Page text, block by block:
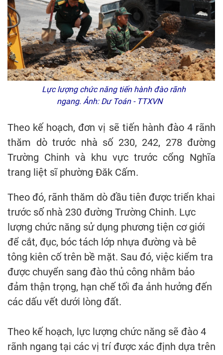
Lực lượng chức năng tiến hành đào rãnh
ngang. Ảnh: Dư Toán - TTXVN
Theo kế hoạch, đơn vị sẽ tiến hành đào 4 rãnh
thăm dò trước nhà số 230, 242, 278 đường
Trường Chinh và khu vực trước cổng Nghĩa
trang liệt sĩ phường Đăk Cấm.
Theo đó, rãnh thăm dò đầu tiên được triển khai
trước số nhà 230 đường Trường Chinh. Lực
lượng chức năng sử dụng phương tiện cơ giới
để cắt, đục, bóc tách lớp nhựa đường và bê
tông kiên cố trên bề mặt. Sau đó, việc kiểm tra
được chuyển sang đào thủ công nhằm bảo
đảm thận trọng, hạn chế tối đa ảnh hưởng đến
các dấu vết dưới lòng đất.
Theo kế hoạch, lực lượng chức năng sẽ đào 4
rãnh ngang tại các vị trí được xác định dựa trên